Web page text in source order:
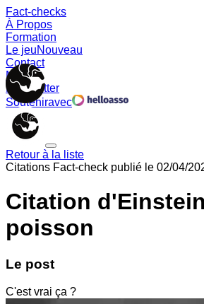
Fact-checks
À Propos
Formation
Le jeuNouveau
Contact
Memes
Newsletter
Souteniravec
Retour à la liste
Citations Fact-check publié le 02/04/
Citation
poisson
Le post
C'est vrai ça ?